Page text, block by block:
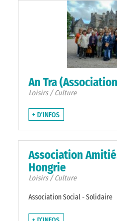
An Tra
Loisirs / Culture
+ D’INFOS
Association
Hongrie
Loisirs / Culture
Association Social - Solidaire